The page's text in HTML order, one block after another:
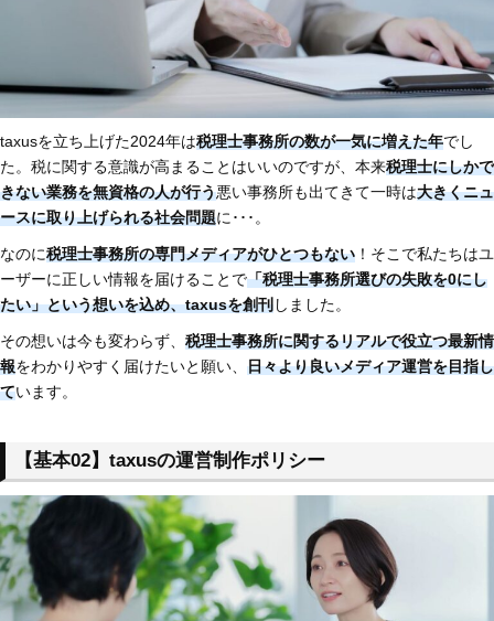
taxusを立ち上げた2024年は税理士事務所の数が一気に増えた年でし
た。税に関する意識が高まることはいいのですが、本来税理士にしかで
きない業務を無資格の人が行う悪い事務所も出てきて一時は大きくニュ
ースに取り上げられる社会問題に･･･。
なのに税理士事務所の専門メディアがひとつもない ！そこで私たちはユ
ーザーに正しい情報を届けることで「税理士事務所選びの失敗を0にし
たい」という想いを込め、taxusを創刊しました。
その想いは今も変わらず、 税理士事務所に関するリアルで役立つ最新情
報をわかりやすく届けたいと願い、 日々より良いメディア運営を目指し
ています。
【基本02】taxusの運営制作ポリシー